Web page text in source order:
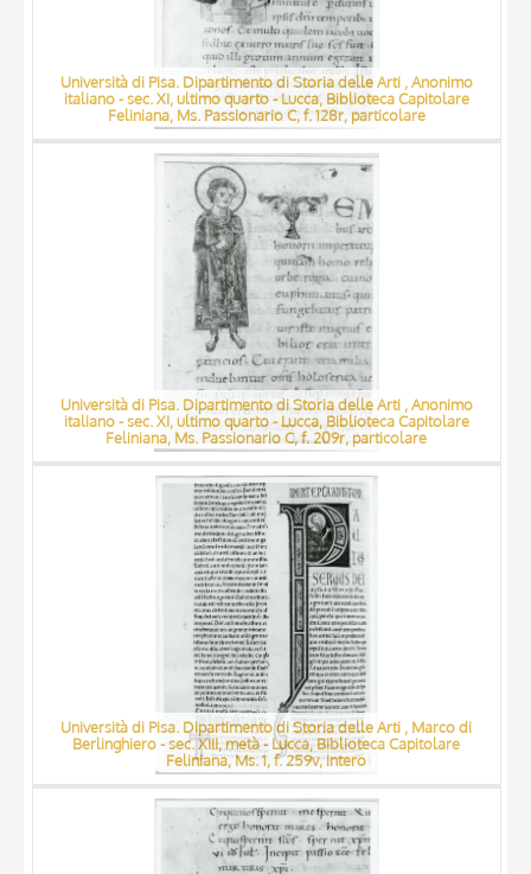
Università di Pisa. Dipartimento di Storia delle Arti , Anonimo
italiano - sec. XI, ultimo quarto - Lucca, Biblioteca Capitolare
Feliniana, Ms. Passionario C, f. 128r, particolare
Università di Pisa. Dipartimento di Storia delle Arti , Anonimo
italiano - sec. XI, ultimo quarto - Lucca, Biblioteca Capitolare
Feliniana, Ms. Passionario C, f. 209r, particolare
Università di Pisa. Dipartimento di Storia delle Arti , Marco di
Berlinghiero - sec. XIII, metà - Lucca, Biblioteca Capitolare
Feliniana, Ms. 1, f. 259v, intero